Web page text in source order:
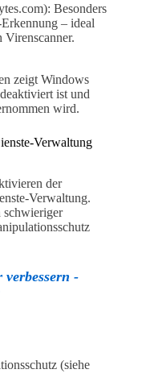
Besonders
– ideal
Virenscanner.
zeigt Windows
ist und
wird.
Verwaltung
der
Verwaltung.
schwieriger
-
(siehe